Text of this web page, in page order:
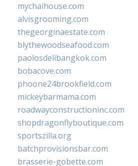
mychaihouse.com
alvisgrooming.com
thegeorginaestate.com
blythewoodseafood.com
paolosdelibangkok.com
bobacove.com
phoone24brookfield.com
mickeybarmama.com
roadwayconstructioninc.com
shopdragonflyboutique.com
sportszilla.org
batchprovisionsbar.com
brasserie-gobette.com